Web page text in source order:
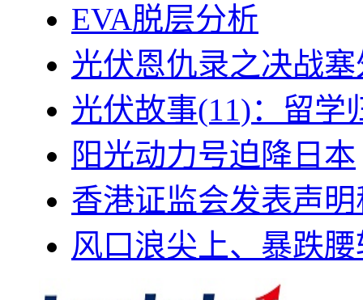
EVA脱层分析
光伏恩仇录之决战
光伏故事(11)：留学
阳光动力号迫降日本
香港证监会发表声
风口浪尖上、暴跌